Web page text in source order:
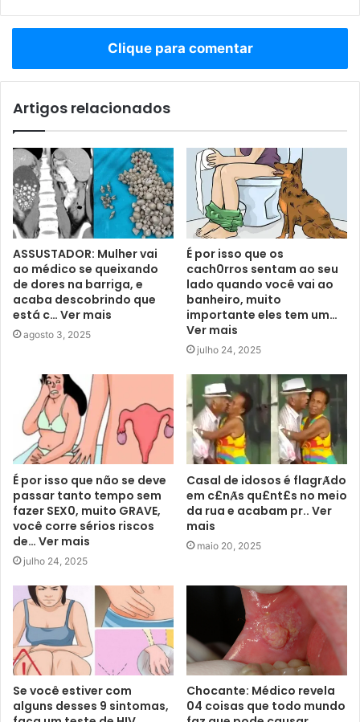
Clique para comentar
Artigos relacionados
ASSUSTADOR: Mulher vai
ao médico se queixando
de dores na barriga, e
acaba descobrindo que
está c… Ver mais
agosto 3, 2025
É por isso que os
cach0rros sentam ao seu
lado quando você vai ao
banheiro, muito
importante eles tem um…
Ver mais
julho 24, 2025
É por isso que não se deve
passar tanto tempo sem
fazer SEX0, muito GRAVE,
você corre sérios riscos
de… Ver mais
julho 24, 2025
Casal de idosos é flagrȺdo
em c£nȺs qu£nt£s no meio
da rua e acabam pr.. Ver
mais
maio 20, 2025
Se você estiver com
alguns desses 9 sintomas,
Chocante: Médico revela
04 coisas que todo mundo